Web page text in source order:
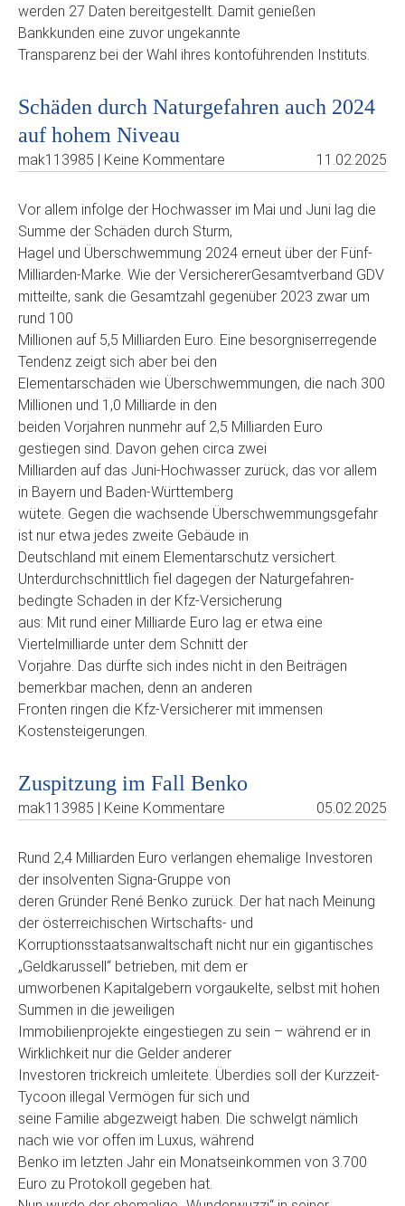
werden 27 Daten bereitgestellt. Damit genießen
Bankkunden eine zuvor ungekannte
Transparenz bei der Wahl ihres kontoführenden Instituts.
Schäden durch Naturgefahren auch 2024
auf hohem Niveau
mak113985 | Keine Kommentare 11.02.2025
Vor allem infolge der Hochwasser im Mai und Juni lag die
Summe der Schäden durch Sturm,
Hagel und Überschwemmung 2024 erneut über der Fünf-
Milliarden-Marke. Wie der VersichererGesamtverband GDV
mitteilte, sank die Gesamtzahl gegenüber 2023 zwar um
rund 100
Millionen auf 5,5 Milliarden Euro. Eine besorgniserregende
Tendenz zeigt sich aber bei den
Elementarschäden wie Überschwemmungen, die nach 300
Millionen und 1,0 Milliarde in den
beiden Vorjahren nunmehr auf 2,5 Milliarden Euro
gestiegen sind. Davon gehen circa zwei
Milliarden auf das Juni-Hochwasser zurück, das vor allem
in Bayern und Baden-Württemberg
wütete. Gegen die wachsende Überschwemmungsgefahr
ist nur etwa jedes zweite Gebäude in
Deutschland mit einem Elementarschutz versichert.
Unterdurchschnittlich fiel dagegen der Naturgefahren-
bedingte Schaden in der Kfz-Versicherung
aus: Mit rund einer Milliarde Euro lag er etwa eine
Viertelmilliarde unter dem Schnitt der
Vorjahre. Das dürfte sich indes nicht in den Beiträgen
bemerkbar machen, denn an anderen
Fronten ringen die Kfz-Versicherer mit immensen
Kostensteigerungen.
Zuspitzung im Fall Benko
mak113985 | Keine Kommentare 05.02.2025
Rund 2,4 Milliarden Euro verlangen ehemalige Investoren
der insolventen Signa-Gruppe von
deren Gründer René Benko zurück. Der hat nach Meinung
der österreichischen Wirtschafts- und
Korruptionsstaatsanwaltschaft nicht nur ein gigantisches
„Geldkarussell“ betrieben, mit dem er
umworbenen Kapitalgebern vorgaukelte, selbst mit hohen
Summen in die jeweiligen
Immobilienprojekte eingestiegen zu sein – während er in
Wirklichkeit nur die Gelder anderer
Investoren trickreich umleitete. Überdies soll der Kurzzeit-
Tycoon illegal Vermögen für sich und
seine Familie abgezweigt haben. Die schwelgt nämlich
nach wie vor offen im Luxus, während
Benko im letzten Jahr ein Monatseinkommen von 3.700
Euro zu Protokoll gegeben hat.